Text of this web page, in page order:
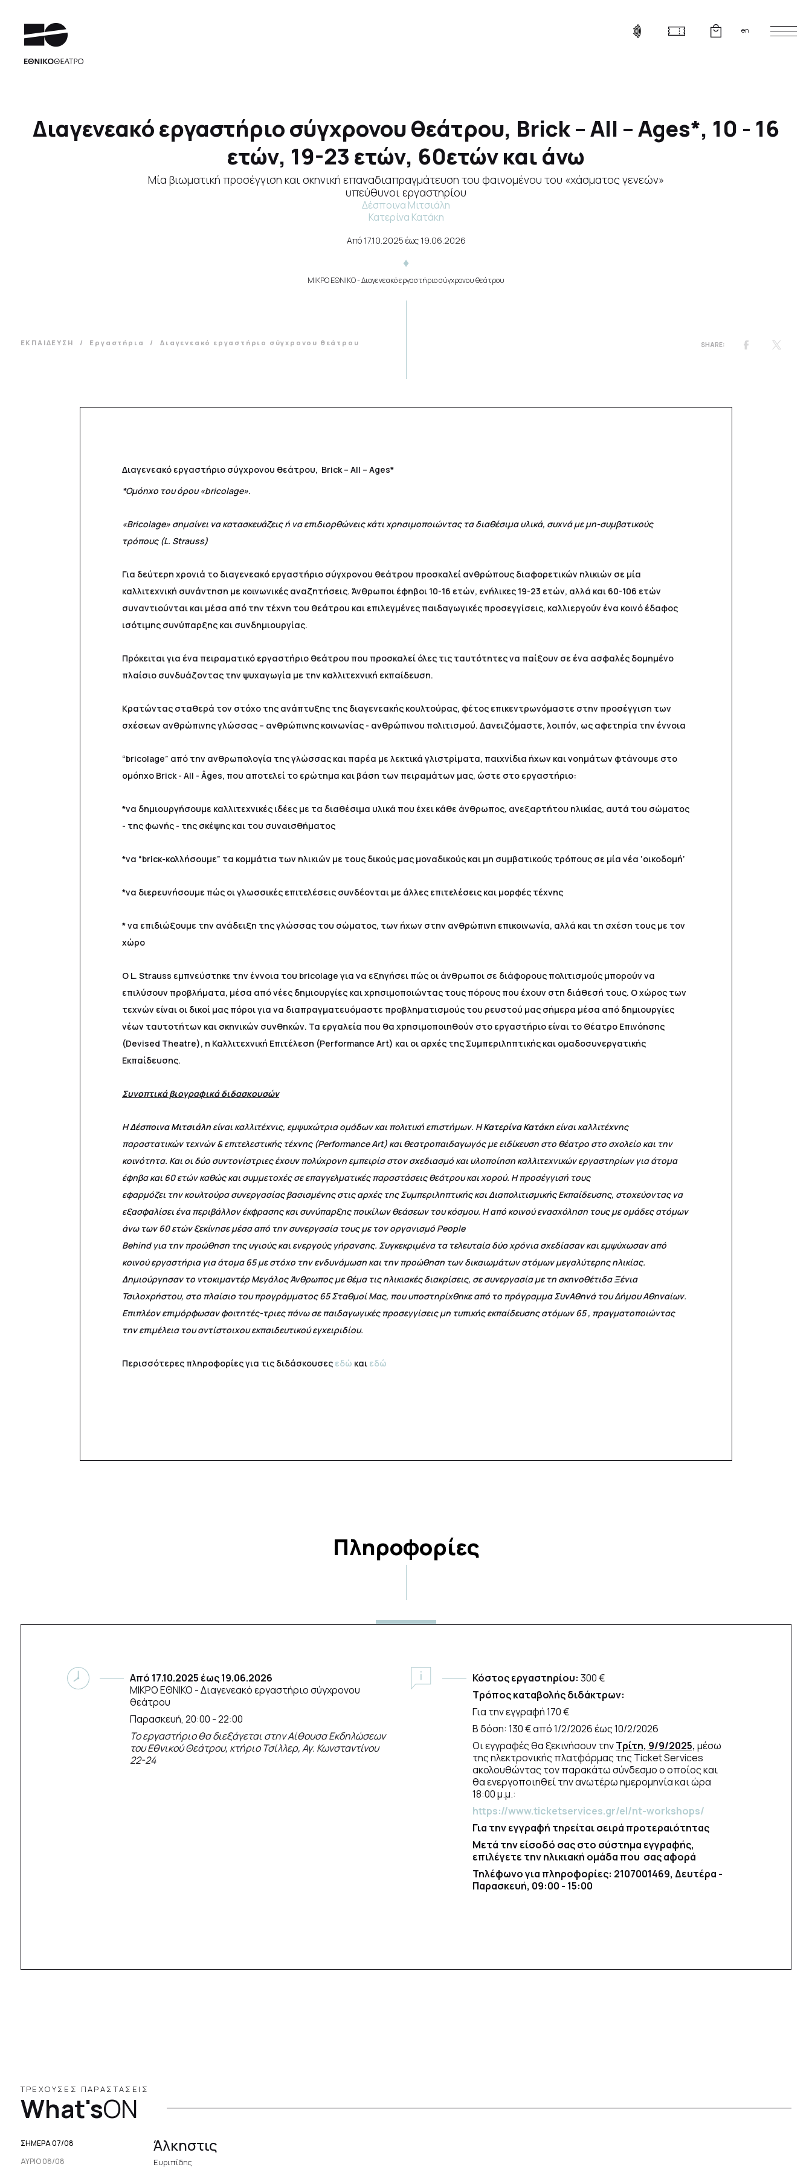
en
Διαγενεακό εργαστήριο σύγχρονου θεάτρου, Brick – All – Ages*, 10 - 16
ετών, 19-23 ετών, 60ετών και άνω
Μία βιωματική προσέγγιση και σκηνική επαναδιαπραγμάτευση του φαινομένου του «χάσματος γενεών»
υπεύθυνοι εργαστηρίου
Δέσποινα Μιτσιάλη
Κατερίνα Κατάκη
Από 17.10.2025 έως 19.06.2026
ΜΙΚΡΟ ΕΘΝΙΚΟ- Διαγενεακό εργαστήριο σύγχρονου θεάτρου
ΕΚΠΑΙΔΕΥΣΗ Εργαστήρια Διαγενεακό εργαστήριο σύγχρονου θεάτρου
Διαγενεακό εργαστήριο σύγχρονου θεάτρου, Brick – All – Ages*
*Ομόηχο του όρου «bricolage».
«Bricolage» σημαίνει να κατασκευάζεις ή να επιδιορθώνεις κάτι χρησιμοποιώντας τα διαθέσιμα υλικά, συχνά με μη-συμβατικούς
τρόπους (L. Strauss)
Για δεύτερη χρονιά το διαγενεακό εργαστήριο σύγχρονου θεάτρου προσκαλεί ανθρώπους διαφορετικών ηλικιών σε μία
καλλιτεχνική συνάντηση με κοινωνικές αναζητήσεις. Άνθρωποι έφηβοι 10-16 ετών, ενήλικες 19-23 ετών, αλλά και 60-106 ετών
συναντιούνται και μέσα από την τέχνη του θεάτρου και επιλεγμένες παιδαγωγικές προσεγγίσεις, καλλιεργούν ένα κοινό έδαφος
ισότιμης συνύπαρξης και συνδημιουργίας.
Πρόκειται για ένα πειραματικό εργαστήριο θεάτρου που προσκαλεί όλες τις ταυτότητες να παίξουν σε ένα ασφαλές δομημένο
πλαίσιο συνδυάζοντας την ψυχαγωγία με την καλλιτεχνική εκπαίδευση.
Κρατώντας σταθερά τον στόχο της ανάπτυξης της διαγενεακής κουλτούρας, φέτος επικεντρωνόμαστε στην προσέγγιση των
σχέσεων ανθρώπινης γλώσσας – ανθρώπινης κοινωνίας - ανθρώπινου πολιτισμού. Δανειζόμαστε, λοιπόν, ως αφετηρία την έννοια
“bricolage” από την ανθρωπολογία της γλώσσας και παρέα με λεκτικά γλιστρίματα, παιχνίδια ήχων και νοημάτων φτάνουμε στο
ομόηχο Brick - All - Âges, που αποτελεί το ερώτημα και βάση των πειραμάτων μας, ώστε στο εργαστήριο:
*να δημιουργήσουμε καλλιτεχνικές ιδέες με τα διαθέσιμα υλικά που έχει κάθε άνθρωπος, ανεξαρτήτου ηλικίας, αυτά του σώματος
- της φωνής - της σκέψης και του συναισθήματος
*να “bricκ-κολλήσουμε” τα κομμάτια των ηλικιών με τους δικούς μας μοναδικούς και μη συμβατικούς τρόπους σε μία νέα ‘οικοδομή’
*να διερευνήσουμε πώς οι γλωσσικές επιτελέσεις συνδέονται με άλλες επιτελέσεις και μορφές τέχνης
* να επιδιώξουμε την ανάδειξη της γλώσσας του σώματος, των ήχων στην ανθρώπινη επικοινωνία, αλλά και τη σχέση τους με τον
χώρο
Ο L. Strauss εμπνεύστηκε την έννοια του bricolage για να εξηγήσει πώς οι άνθρωποι σε διάφορους πολιτισμούς μπορούν να
επιλύσουν προβλήματα, μέσα από νέες δημιουργίες και χρησιμοποιώντας τους πόρους που έχουν στη διάθεσή τους. Ο χώρος των
τεχνών είναι οι δικοί μας πόροι για να διαπραγματευόμαστε προβληματισμούς του ρευστού μας σήμερα μέσα από δημιουργίες
νέων ταυτοτήτων και σκηνικών συνθηκών. Τα εργαλεία που θα χρησιμοποιηθούν στο εργαστήριο είναι το Θέατρο Επινόησης
(Devised Theatre), η Καλλιτεχνική Επιτέλεση (Performance Art) και οι αρχές της Συμπεριληπτικής και ομαδοσυνεργατικής
Εκπαίδευσης.
Συνοπτικά βιογραφικά διδασκουσών
ΗΔέσποινα Μιτσιάληείναι καλλιτέχνις, εμψυχώτρια ομάδων και πολιτική επιστήμων. ΗΚατερίνα Κατάκηείναι καλλιτέχνης
παραστατικών τεχνών & επιτελεστικής τέχνης (Performance Art) και θεατροπαιδαγωγός με ειδίκευση στο θέατρο στο σχολείο και την
κοινότητα. Και οι δύο συντονίστριες έχουν πολύχρονη εμπειρία στον σχεδιασμό και υλοποίηση καλλιτεχνικών εργαστηρίων για άτομα
έφηβα και 60 ετών καθώς και συμμετοχές σε επαγγελματικές παραστάσεις θεάτρου και χορού. Η προσέγγισή τους
εφαρμόζει την κουλτούρα συνεργασίας βασισμένης στις αρχές της Συμπεριληπτικής και Διαπολιτισμικής Εκπαίδευσης, στοχεύοντας να
εξασφαλίσει ένα περιβάλλον έκφρασης και συνύπαρξης ποικίλων θεάσεων του κόσμου. Η από κοινού ενασχόληση τους με ομάδες ατόμων
άνω των 60 ετών ξεκίνησε μέσα από την συνεργασία τους με τον οργανισμό People
Behind για την προώθηση της υγιούς και ενεργούς γήρανσης. Συγκεκριμένα τα τελευταία δύο χρόνια σχεδίασαν και εμψύχωσαν από
κοινού εργαστήρια για άτομα 65 με στόχο την ενδυνάμωση και την προώθηση των δικαιωμάτων ατόμων μεγαλύτερης ηλικίας.
Δημιούργησαν το ντοκιμαντέρ Μεγάλος Άνθρωπος με θέμα τις ηλικιακές διακρίσεις, σε συνεργασία με τη σκηνοθέτιδα Ξένια
Τσιλοχρήστου, στο πλαίσιο του προγράμματος 65 Σταθμοί Μας, που υποστηρίχθηκε από το πρόγραμμα ΣυνΑθηνά του Δήμου Αθηναίων.
Επιπλέον επιμόρφωσαν φοιτητές-τριες πάνω σε παιδαγωγικές προσεγγίσεις μη τυπικής εκπαίδευσης ατόμων 65 , πραγματοποιώντας
την επιμέλεια του αντίστοιχου εκπαιδευτικού εγχειριδίου.
Περισσότερες πληροφορίες για τις διδάσκουσες εδώ και εδώ
Πληροφορίες
Από 17.10.2025 έως19.06.2026
ΜΙΚΡΟ ΕΘΝΙΚΟ - Διαγενεακό εργαστήριο σύγχρονου
θεάτρου
Παρασκευή, 20:00 - 22:00
Το εργαστήριο θα διεξάγεται στην Αίθουσα Εκδηλώσεων
του Εθνικού Θεάτρου, κτήριο Τσίλλερ, Αγ. Κωνσταντίνου
22-24
Κόστος εργαστηρίου: 300 €
Τρόπος καταβολής διδάκτρων:
Για την εγγραφή 170 €
Β δόση: 130 € από 1/2/2026 έως 10/2/2026
Οι εγγραφές θα ξεκινήσουν τηνΤρίτη, 9/9/2025, μέσω
της ηλεκτρονικής πλατφόρμας της Ticket Services
ακολουθώντας τον παρακάτω σύνδεσμο ο οποίος και
θα ενεργοποιηθεί την ανωτέρω ημερομηνία και ώρα
18:00 μ.μ.:
https://www.ticketservices.gr/el/nt-workshops/
Για την εγγραφή τηρείται σειρά προτεραιότητας
Μετά την είσοδό σας στο σύστημα εγγραφής,
επιλέγετε την ηλικιακή ομάδα που σας αφορά
Τηλέφωνο για πληροφορίες: 2107001469, Δευτέρα -
Παρασκευή, 09:00 - 15:00
ΤΡΕΧΟΥΣΕΣ ΠΑΡΑΣΤΑΣΕΙΣ
What'sON
ΣΗΜΕΡΑ 07/08
ΑΥΡΙΟ 08/08
Άλκηστις
Ευριπίδης